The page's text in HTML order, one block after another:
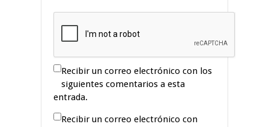
Recibir un correo electrónico con los
siguientes comentarios a esta
entrada.
Recibir un correo electrónico con